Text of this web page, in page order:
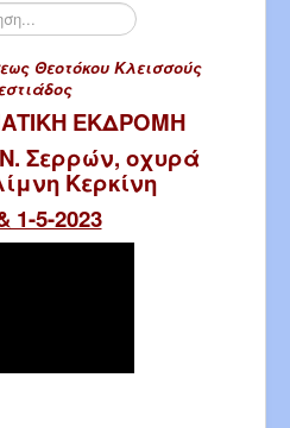
Θεοτόκου Κλεισσούς
ΕΚΔΡΟΜΗ
Σερρών, οχυρά
Κερκίνη
1-5-2023